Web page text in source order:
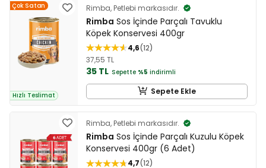
Çok Satan
Hızlı Teslimat
Rimba, Petlebi markasıdır.
Rimba Sos İçinde Parçalı Tavuklu
Köpek Konservesi 400gr
4,6 12
37,55 TL
35 TL Sepette %5 indirimli
Sepete Ekle
Rimba, Petlebi markasıdır.
Rimba Sos İçinde Parçalı Kuzulu Köpek
Konservesi 400gr (6 Adet)
4,7 12